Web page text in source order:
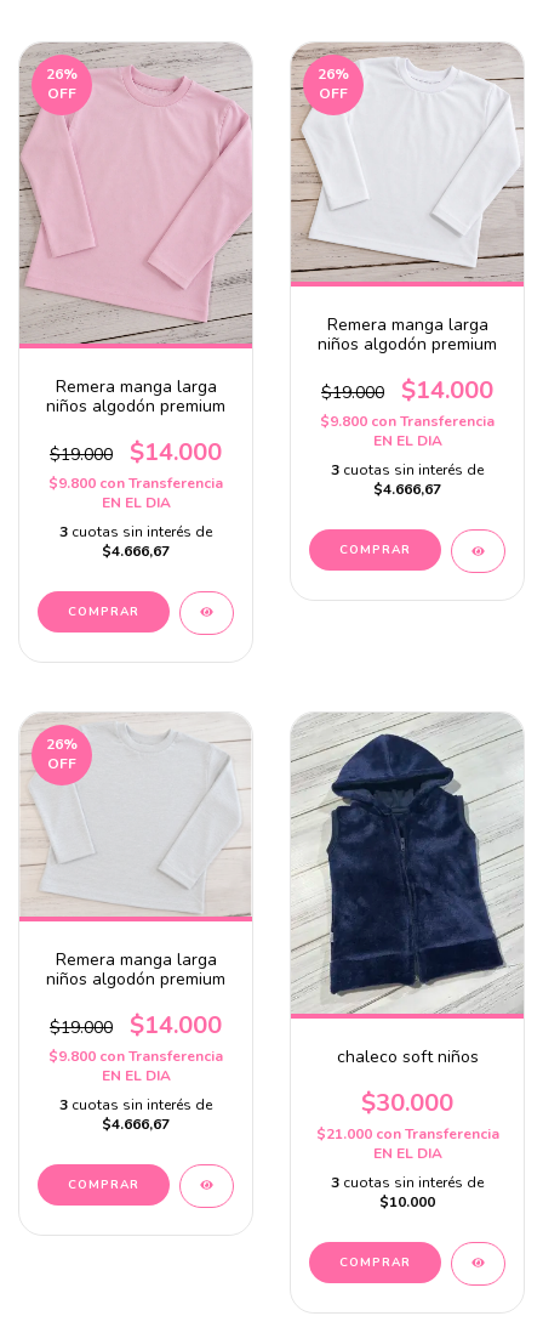
26%
OFF
Remera manga larga
niños algodón premium
$19.000 $14.000
$9.800 conTransferencia
EN EL DIA
3 cuotas sin interés de
$4.666,67
COMPRAR
26%
OFF
Remera manga larga
niños algodón premium
$19.000 $14.000
$9.800 conTransferencia
EN EL DIA
3 cuotas sin interés de
$4.666,67
COMPRAR
26%
OFF
Remera manga larga
niños algodón premium
$19.000 $14.000
$9.800 conTransferencia
EN EL DIA
3 cuotas sin interés de
$4.666,67
COMPRAR
chaleco soft niños
$30.000
$21.000 con Transferencia
EN EL DIA
3 cuotas sin interés de
$10.000
COMPRAR